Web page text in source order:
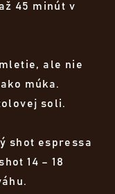
45 minút v
ale nie
múka.
soli.
shot espressa
14 – 18